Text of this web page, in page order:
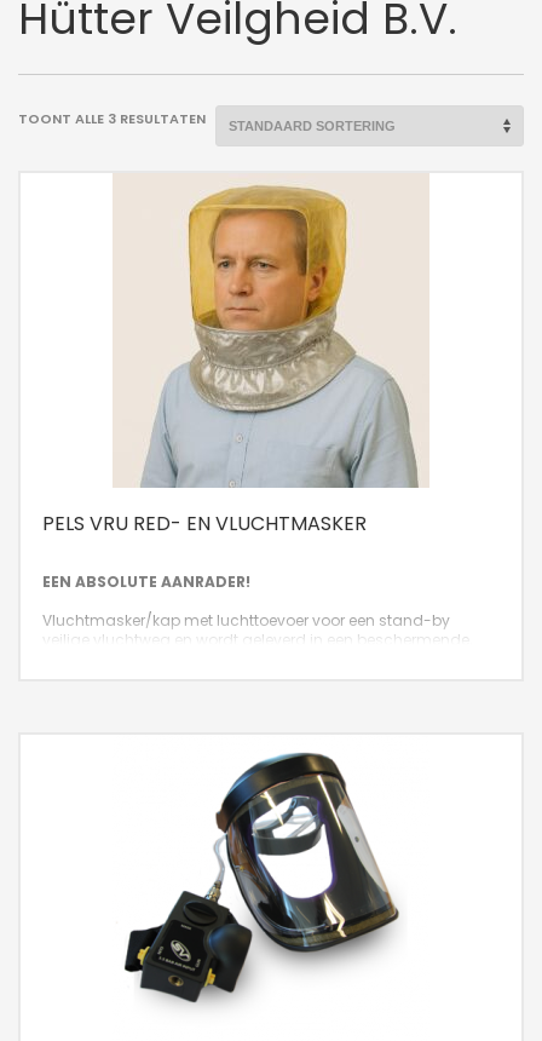
Hütter Veilgheid B.V.
TOONT ALLE 3 RESULTATEN
PELS VRU RED- EN VLUCHTMASKER
EEN ABSOLUTE AANRADER!
Vluchtmasker/kap met luchttoevoer voor een stand-by
veilige vluchtweg en wordt geleverd in een beschermende,